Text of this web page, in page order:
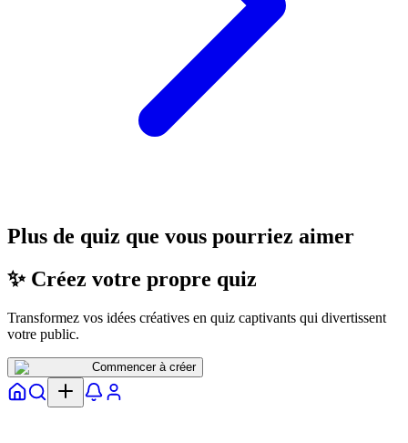
Plus de quiz que vous pourriez aimer
✨ Créez votre propre quiz
Transformez vos idées créatives en quiz captivants qui divertissent
votre public.
Commencer à créer
AccueilExplorer Notifs